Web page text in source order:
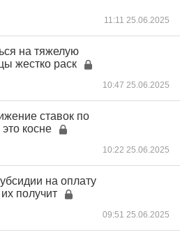
11:11 25.06.2025
на тяжелую
жестко раск
10:47 25.06.2025
ставок по
косне
10:22 25.06.2025
на оплату
получит
09:51 25.06.2025